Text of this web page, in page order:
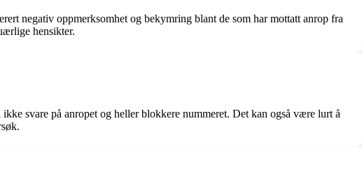
negativ oppmerksomhet og bekymring blant de som har mottatt anrop fra
hensikter.
svare på anropet og heller blokkere nummeret. Det kan også være lurt å